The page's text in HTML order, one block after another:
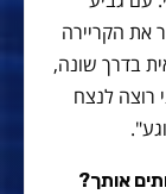
את הקריירה
בדרך שונה,
רוצה לנצח
אותך?